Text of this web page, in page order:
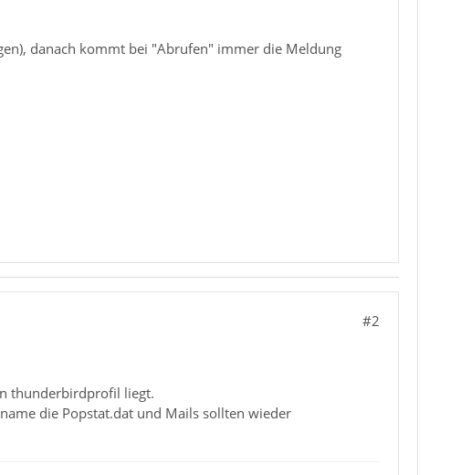
danach kommt bei "Abrufen" immer die Meldung
#2
thunderbirdprofil liegt.
die Popstat.dat und Mails sollten wieder